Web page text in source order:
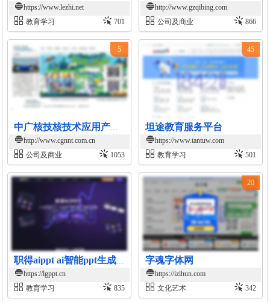
https://www.lezhi.net
教育学习
701
http://www.gzqibing.com
公司及商业
866
中广核技核技术应用产业平台
http://www.cgnnt.com.cn
公司及商业
1053
5
坦途教育服务平台
https://www.tantuw.com
教育学习
501
45
职得aippt ai智能ppt生成平台
https://lgppt.cn
教育学习
835
字魂字体网
https://izihun.com
文化艺术
342
20